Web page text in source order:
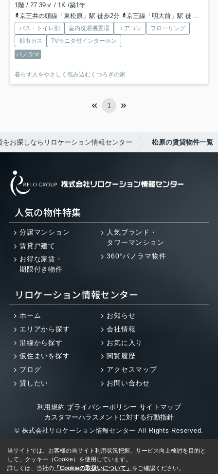
1階 / 27.39㎡ / 1K /築1年
京王井の頭線「東松原」駅 徒歩2分
京王線「明大前」駅 徒歩14分
バス・トイレ別 室内洗濯機置場 エアコン
フローリング
都市ガス
TVモニタ付インターホン
パノラマ
暮らす人をやさしく包み込むくつろぎの家
1
お探しならリロケーション情報センター 松原の賃貸物件一覧
人気の物件特集
分譲マンション
賃貸戸建て
お得な家賃・
期限付き物件
人気ブランド・
タワーマンション
360°パノラマ物件
リロケーション情報センター
ホーム
エリアから探す
沿線から探す
仮住まいを探す
ブログ
貸したい
お知らせ
会社情報
お気に入り
閲覧履歴
アクセスマップ
お問い合わせ
利用規約 プライバシーポリシー サイトマップ
カスタマーハラスメントに対する行動指針
© 株式会社リロケーション情報センター All Rights Reserved.
当サイトでは、お客様の当サイト利用状況把握、サービス向上検討を目的と
して、クッキー（Cookie）を使用しています。
詳しくは、当社の 「Cookieの取扱いについて」 をご確認ください。